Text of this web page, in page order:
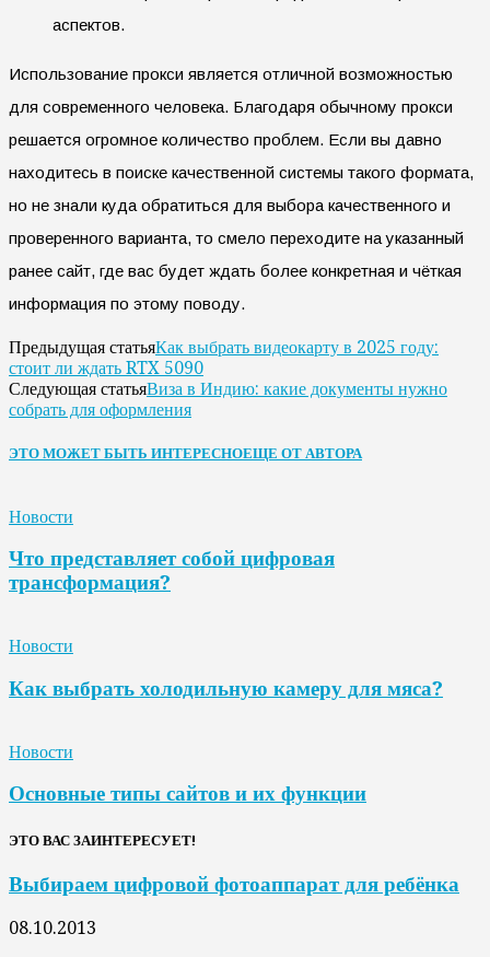
аспектов.
Использование прокси является отличной возможностью
для современного человека. Благодаря обычному прокси
решается огромное количество проблем. Если вы давно
находитесь в поиске качественной системы такого формата,
но не знали куда обратиться для выбора качественного и
проверенного варианта, то смело переходите на указанный
ранее сайт, где вас будет ждать более конкретная и чёткая
информация по этому поводу.
Предыдущая статьяКак выбрать видеокарту в 2025 году:
стоит ли ждать RTX 5090
Следующая статьяВиза в Индию: какие документы нужно
собрать для оформления
ЭТО МОЖЕТ БЫТЬ ИНТЕРЕСНОЕЩЕ ОТ АВТОРА
Новости
Что представляет собой цифровая
трансформация?
Новости
Как выбрать холодильную камеру для мяса?
Новости
Основные типы сайтов и их функции
ЭТО ВАС ЗАИНТЕРЕСУЕТ!
Выбираем цифровой фотоаппарат для ребёнка
08.10.2013